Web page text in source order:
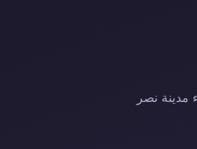
مدينة نصر